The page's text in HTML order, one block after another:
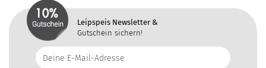
Leipspeis Newsletter &
Gutschein sichern!